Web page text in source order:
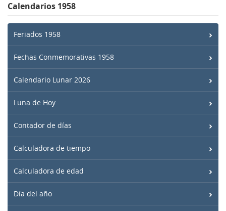
Calendarios 1958
Feriados 1958
Fechas Conmemorativas 1958
Calendario Lunar 2026
Luna de Hoy
Contador de días
Calculadora de tiempo
Calculadora de edad
Día del año